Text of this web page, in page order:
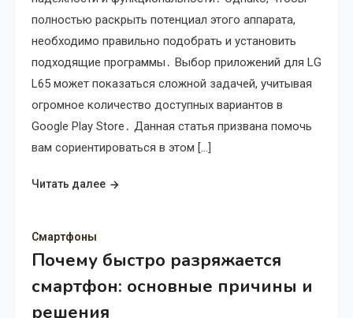
полностью раскрыть потенциал этого аппарата,
необходимо правильно подобрать и установить
подходящие программы․ Выбор приложений для LG
L65 может показаться сложной задачей, учитывая
огромное количество доступных вариантов в
Google Play Store․ Данная статья призвана помочь
вам сориентироваться в этом […]
Читать далее
Смартфоны
Почему быстро разряжается
смартфон: основные причины и
решения